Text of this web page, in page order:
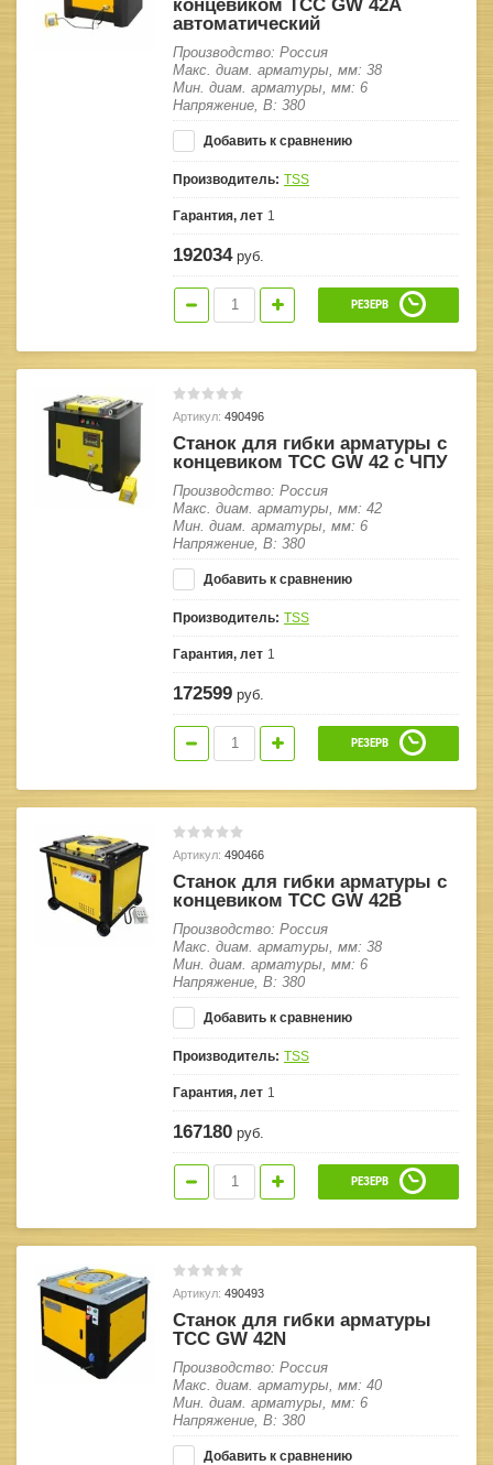
концевиком ТСС GW 42A
автоматический
Производство: Россия
Макс. диам. арматуры, мм: 38
Мин. диам. арматуры, мм: 6
Напряжение, В: 380
Добавить к сравнению
Производитель: TSS
Гарантия, лет 1
192034руб.
РЕЗЕРВ
Артикул: 490496
Станок для гибки арматуры с
концевиком ТСС GW 42 с ЧПУ
Производство: Россия
Макс. диам. арматуры, мм: 42
Мин. диам. арматуры, мм: 6
Напряжение, В: 380
Добавить к сравнению
Производитель: TSS
Гарантия, лет 1
172599 руб.
РЕЗЕРВ
Артикул: 490466
Станок для гибки арматуры с
концевиком ТСС GW 42B
Производство: Россия
Макс. диам. арматуры, мм: 38
Мин. диам. арматуры, мм: 6
Напряжение, В: 380
Добавить к сравнению
Производитель: TSS
Гарантия, лет 1
167180 руб.
РЕЗЕРВ
Артикул: 490493
Станок для гибки арматуры
ТСС GW 42N
Производство: Россия
Макс. диам. арматуры, мм: 40
Мин. диам. арматуры, мм: 6
Напряжение, В: 380
Добавить к сравнению